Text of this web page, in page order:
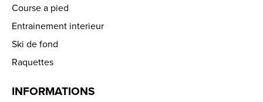
Course a pied
Entrainement interieur
Ski de fond
Raquettes
INFORMATIONS